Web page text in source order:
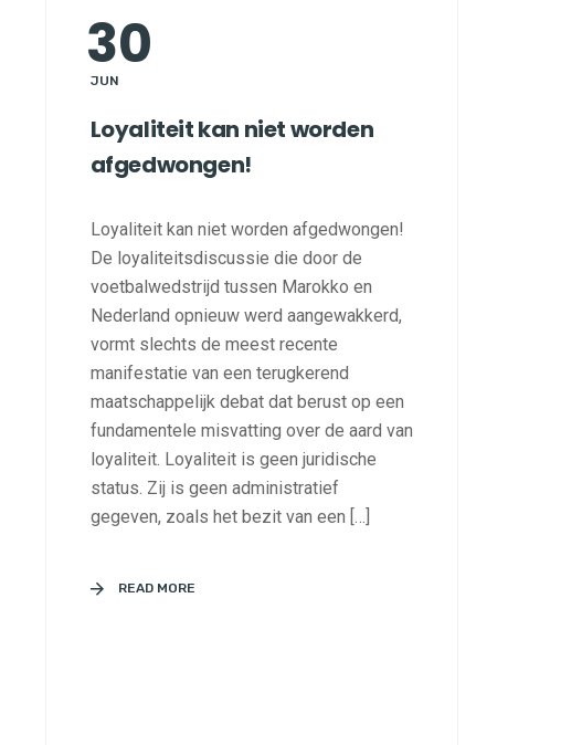
30
JUN
Loyaliteit kan niet worden
afgedwongen!
Loyaliteit kan niet worden afgedwongen!
De loyaliteitsdiscussie die door de
voetbalwedstrijd tussen Marokko en
Nederland opnieuw werd aangewakkerd,
vormt slechts de meest recente
manifestatie van een terugkerend
maatschappelijk debat dat berust op een
fundamentele misvatting over de aard van
loyaliteit. Loyaliteit is geen juridische
status. Zij is geen administratief
gegeven, zoals het bezit van een […]
READ MORE